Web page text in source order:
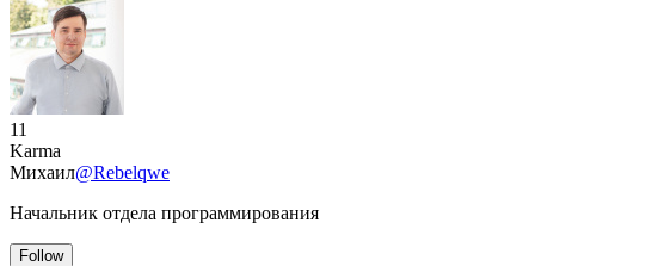
11
Karma
Михаил@Rebelqwe
Начальник отдела программирования
Follow